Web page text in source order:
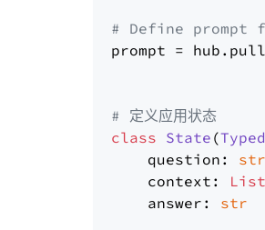
# Define prompt
prompt =
# 定义应用状态
class State (
    question:
str
    context:
List
    answer:
str